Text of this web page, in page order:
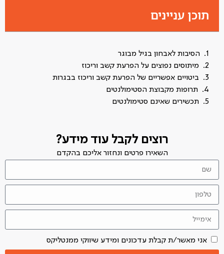
תוכן עניינים
הסיבות לאבחון בגיל מבוגר
מיתוסים נפוצים על הפרעת קשב וריכוז
ביטויים אפשריים של הפרעת קשב וריכוז בבגרות
תרופות מקבוצת הסטימולנטים
תכשירים שאינם סטימולנטים
רוצים לקבל עוד מידע?
השאירו פרטים ונחזור אליכם בהקדם
אני מאשר/ת קבלת עדכונים ומידע שיווקי ממנטליקס